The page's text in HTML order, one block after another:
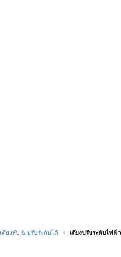
เตียงพับ & ปรับระดับได้ เตียงปรับระดับไฟฟ้